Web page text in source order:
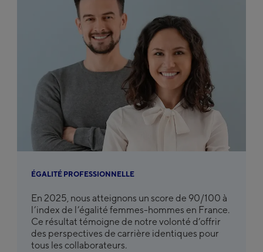
ÉGALITÉ PROFESSIONNELLE
En 2025, nous atteignons un score de 90/100 à
l’index de l’égalité femmes-hommes en France.
Ce résultat témoigne de notre volonté d’offrir
des perspectives de carrière identiques pour
tous les collaborateurs.